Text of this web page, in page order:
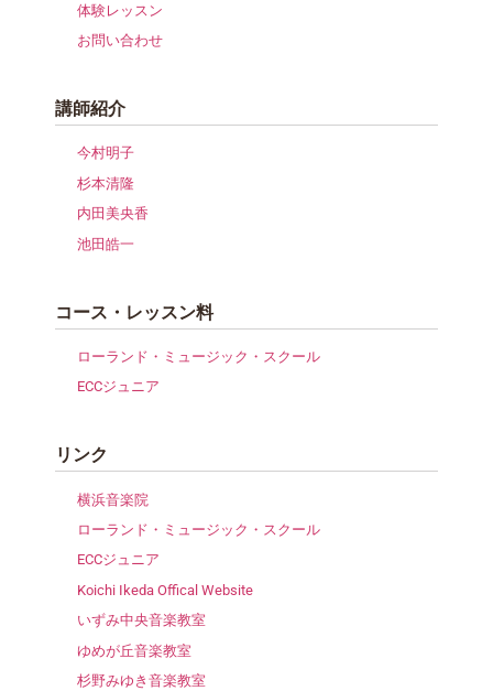
体験レッスン
お問い合わせ
講師紹介
今村明子
杉本清隆
内田美央香
池田皓一
コース・レッスン料
ローランド・ミュージック・スクール
ECCジュニア
リンク
横浜音楽院
ローランド・ミュージック・スクール
ECCジュニア
Koichi Ikeda Offical Website
いずみ中央音楽教室
ゆめが丘音楽教室
杉野みゆき音楽教室